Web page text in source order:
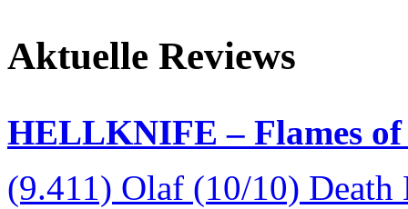
Aktuelle Reviews
HELLKNIFE – Flames
(9.411) Olaf (10/10) Death